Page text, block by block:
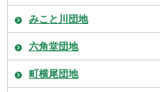
みこと川団地
六角堂団地
町横尾団地